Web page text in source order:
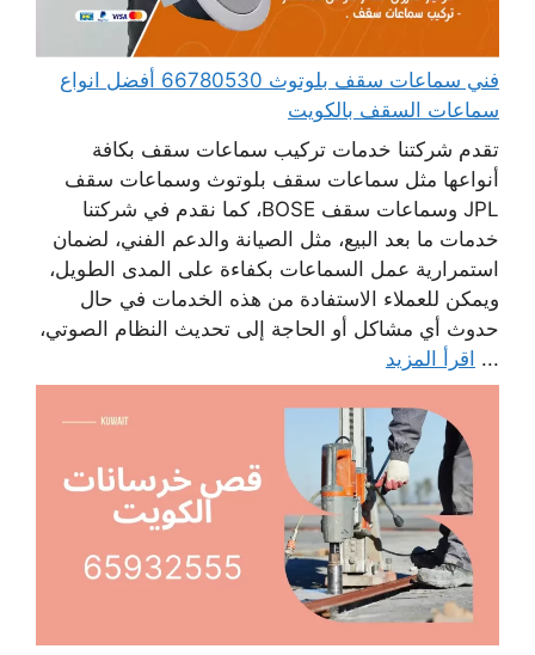
فني سماعات سقف بلوتوث 66780530 أفضل انواع
سماعات السقف بالكويت
تقدم شركتنا خدمات تركيب سماعات سقف بكافة
أنواعها مثل سماعات سقف بلوتوث وسماعات سقف
JPL وسماعات سقف BOSE، كما نقدم في شركتنا
خدمات ما بعد البيع، مثل الصيانة والدعم الفني، لضمان
استمرارية عمل السماعات بكفاءة على المدى الطويل،
ويمكن للعملاء الاستفادة من هذه الخدمات في حال
حدوث أي مشاكل أو الحاجة إلى تحديث النظام الصوتي،
... اقرأ المزيد